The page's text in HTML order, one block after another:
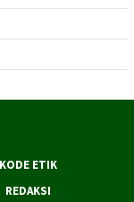
KODE ETIK
REDAKSI